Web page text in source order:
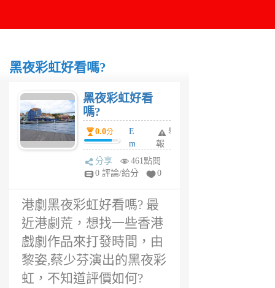
黑夜彩虹好看嗎?
黑夜彩虹好看
嗎?
0.0分
E
m
m
a
前
舉
報
分享
461點閱
0 評論/給分
0
港劇黑夜彩虹好看嗎? 最
近港劇荒，想找一些香港
戲劇作品來打發時間，由
黎姿,蔡少芬演出的黑夜彩
虹，不知道評價如何?